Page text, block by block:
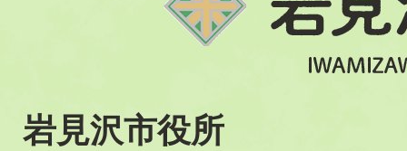
岩見沢市役所